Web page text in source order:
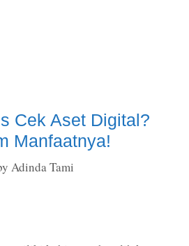
Cek Aset Digital?
Manfaatnya!
Adinda Tami